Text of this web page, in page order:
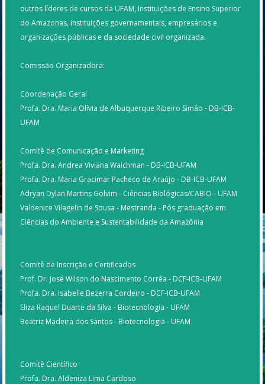
outros líderes de cursos da UFAM, Instituições de Ensino Superior
do Amazonas, instituições governamentais, empresários e
organizações públicas e da sociedade civil organizada.
Comissão Organizadora:
Coordenação Geral
Profa. Dra. Maria Olívia de Albuquerque Ribeiro Simão - DB-ICB-
UFAM
Comitê de Comunicação e Marketing
Profa. Dra. Andrea Viviana Waichman - DB-ICB-UFAM
Profa. Dra. Maria Gracimar Pacheco de Araújo - DB-ICB-UFAM
Adryan Dylan Martins Golvim - Ciências Biológicas/CABIO - UFAM
Valdenice Vilagelin de Sousa - Mestranda - Pós graduação em
Ciências do Ambiente e Sustentabilidade da Amazônia
Comitê de Inscrição e Certificados
Prof. Dr. José Wilson do Nascimento Corrêa - DCF-ICB-UFAM
Profa. Dra. Isabelle Bezerra Cordeiro - DCF-ICB-UFAM
Eliza Raquel Duarte da Silva - Biotecnologia - UFAM
Beatriz Madeira dos Santos - Biotecnologia - UFAM
Comitê Científico
Profa. Dra. Aldeniza Lima Cardoso